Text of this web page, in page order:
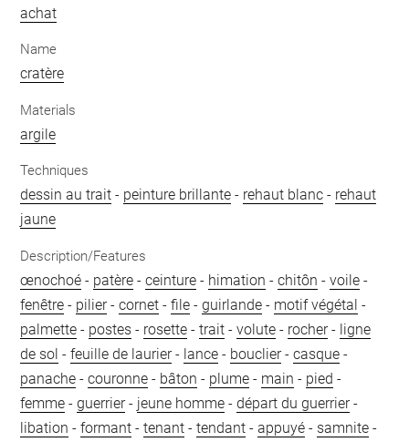
achat
Name
cratère
Materials
argile
Techniques
dessin au trait - peinture brillante - rehaut blanc - rehaut
jaune
Description/Features
œnochoé - patère -ceinture - himation -chitôn -voile -
fenêtre - pilier-cornet -file -guirlande - motif végétal -
palmette - postes - rosette -trait -volute - rocher- ligne
de sol -feuille de laurier- lance - bouclier-casque -
panache -couronne - bâton - plume - main - pied -
femme -guerrier- jeune homme -départ du guerrier-
libation -formant -tenant -tendant -appuyé - samnite -